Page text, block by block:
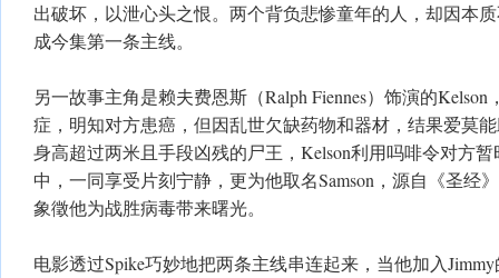
出破坏，以泄心头之恨。两个背负悲惨童年的人，却因本
成今集第一条主线。
另一故事主角是赖夫费恩斯（Ralph Fiennes）饰演的Kelson
症，明知对方患癌，但因乱世欠缺药物和器材，结果爱莫
身高超过两米且手段凶残的尸王，Kelson利用吗啡令对方
中，一同享受片刻宁静，更为他取名Samson，源自《圣经
象徵他为战胜病毒带来曙光。
电影透过Spike巧妙地把两条主线串连起来，当他加入